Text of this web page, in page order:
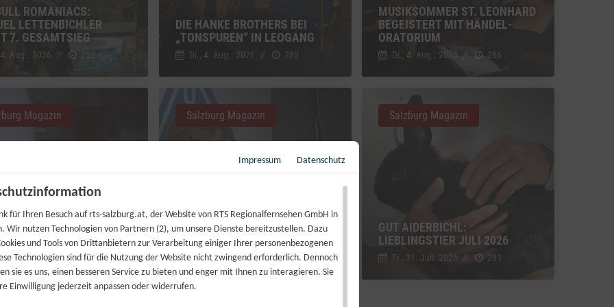
ROMANIACS:
LETTENBICHLER
7. GESAMTSIEG
Aug.. 2026 // 252
DIE HANKE BROTHERS BEI
„TONSPUREN“ IN LEOGANG
Di., 4. Aug.. 2026 // 280
MUSIKSOMMER ST. LEONHARD
BEGEISTERT MIT HÄNDEL-
ORATORIUM
Di., 4. Aug.. 2026 // 266
FÜR JEDERMANN:
SPENDIEREN
FESTMAHL
Aug.. 2026 // 230
Magazin
LIVEKONTAKT ZUR ISS
Fr., 31. Juli. 2026 // 216
Salzburg Magazin
GUT AIDERBICHL:
LIEBLINGSTIER JULI 2026
Fr., 31. Juli. 2026 // 281
Salzburg Magazin
Impressum Datenschutz
für Ihren Besuch auf rts-salzburg.at, der Website von RTS Regionalfernsehen GmbH in
Wir nutzen Technologien von Partnern (2), um unsere Dienste bereitzustellen. Dazu
und Tools von Drittanbietern zur Verarbeitung einiger Ihrer personenbezogenen
Technologien sind für die Nutzung der Website nicht zwingend erforderlich. Dennoch
sie es uns, einen besseren Service zu bieten und enger mit Ihnen zu interagieren. Sie
Einwilligung jederzeit anpassen oder widerrufen.